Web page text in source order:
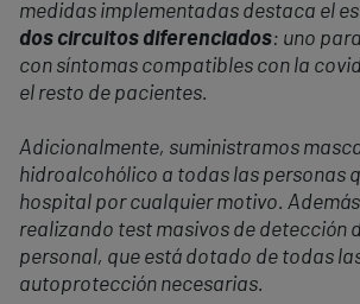
medidas implementadas destaca el
dos circuitos diferenciados: uno
con síntomas compatibles con la
el resto de pacientes.
Adicionalmente, suministramos
hidroalcohólico a todas las personas
hospital por cualquier motivo.
realizando test masivos de detección
personal, que está dotado de todas
autoprotección necesarias.